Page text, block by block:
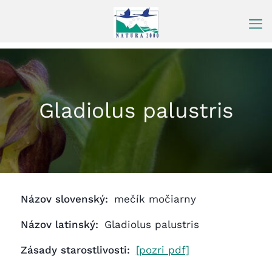
Gladiolus palustris
Názov slovenský: mečík močiarny
Názov latinský: Gladiolus palustris
Zásady starostlivosti: [pozri pdf]